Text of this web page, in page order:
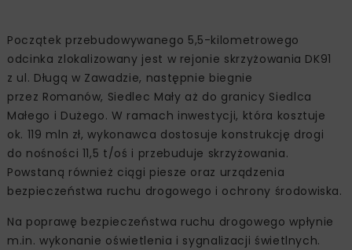
Początek przebudowywanego 5,5-kilometrowego
odcinka zlokalizowany jest w rejonie skrzyżowania DK91
z ul. Długą w Zawadzie, następnie biegnie
przez Romanów, Siedlec Mały aż do granicy Siedlca
Małego i Dużego. W ramach inwestycji, która kosztuje
ok. 119 mln zł, wykonawca dostosuje konstrukcję drogi
do nośności 11,5 t/oś i przebuduje skrzyżowania.
Powstaną również ciągi piesze oraz urządzenia
bezpieczeństwa ruchu drogowego i ochrony środowiska.
Na poprawę bezpieczeństwa ruchu drogowego wpłynie
m.in. wykonanie oświetlenia i sygnalizacji świetlnych.